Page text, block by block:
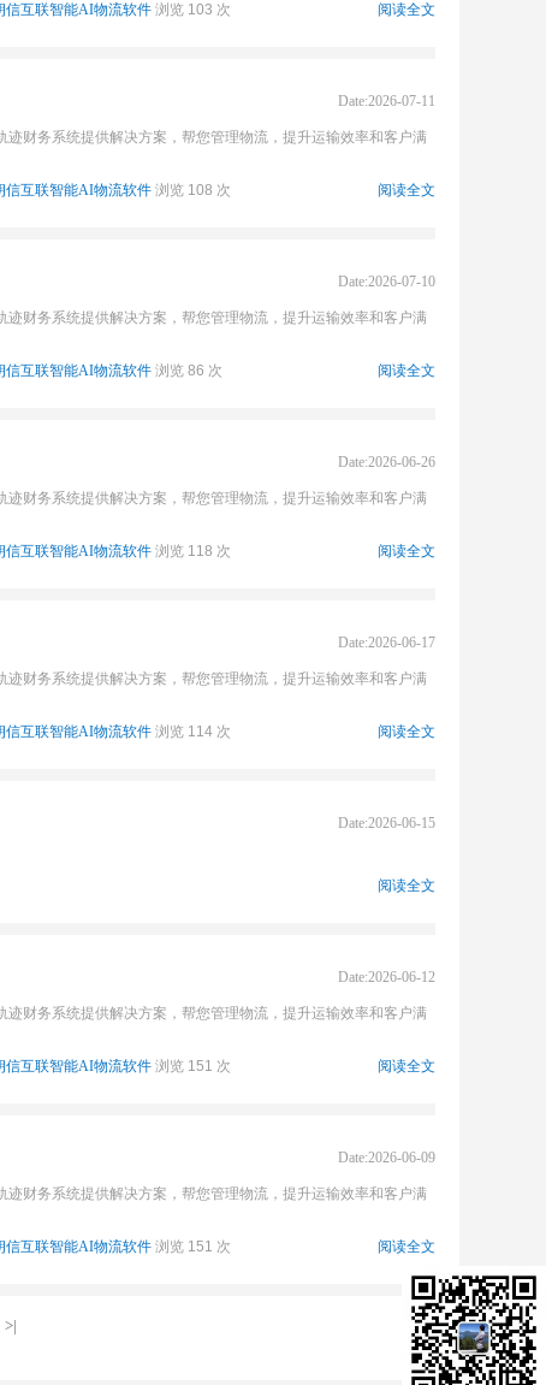
信互联智能AI物流软件 浏览 103 次 阅读全文
Date:2026-07-11
财务系统提供解决方案，帮您管理物流，提升运输效率和客户满
信互联智能AI物流软件 浏览 108 次 阅读全文
Date:2026-07-10
财务系统提供解决方案，帮您管理物流，提升运输效率和客户满
信互联智能AI物流软件 浏览 86 次 阅读全文
Date:2026-06-26
财务系统提供解决方案，帮您管理物流，提升运输效率和客户满
信互联智能AI物流软件 浏览 118 次 阅读全文
Date:2026-06-17
财务系统提供解决方案，帮您管理物流，提升运输效率和客户满
信互联智能AI物流软件 浏览 114 次 阅读全文
Date:2026-06-15
阅读全文
Date:2026-06-12
财务系统提供解决方案，帮您管理物流，提升运输效率和客户满
信互联智能AI物流软件 浏览 151 次 阅读全文
Date:2026-06-09
财务系统提供解决方案，帮您管理物流，提升运输效率和客户满
信互联智能AI物流软件 浏览 151 次 阅读全文
>|